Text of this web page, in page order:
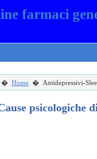
farmaci
� Home � Antidepressivi-
psicologiche